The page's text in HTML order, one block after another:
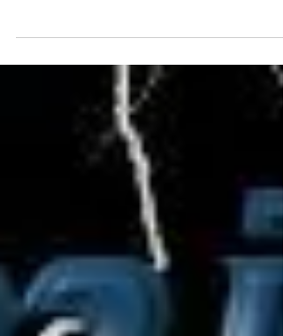
20:00 hours Till: ...